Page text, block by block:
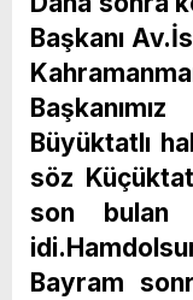
Başkanı
Büyüktatlı
söz
son bulan
Bayram